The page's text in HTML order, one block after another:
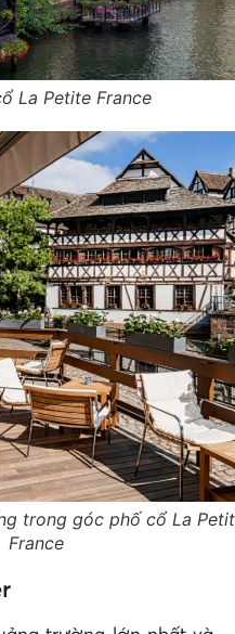
La Petite France
trong góc phố cổ La
France